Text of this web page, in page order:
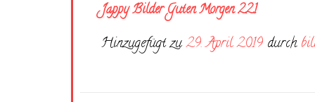
Jappy Bilder Guten Morgen 221
Hinzugefügt zu29. April 2019 durch